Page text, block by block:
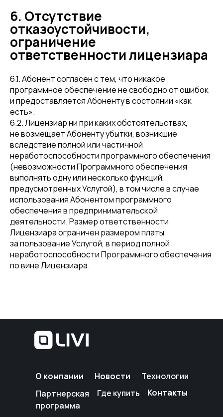
6. Отсутствие
отказоустойчивости,
ограничение
ответственности лицензиара
6.1. Абонент согласен с тем, что никакое
программное обеспечение не свободно от ошибок
и предоставляется Абоненту в состоянии «как
есть».
6.2. Лицензиар ни при каких обстоятельствах,
не возмещает Абоненту убытки, возникшие
вследствие полной или частичной
неработоспособности программного обеспечения
(невозможности Программного обеспечения
выполнять одну или несколько функций,
предусмотренных Услугой), в том числе в случае
использования Абонентом программного
обеспечения в предпринимательской
деятельности. Размер ответственности
Лицензиара ограничен размером платы
за пользование Услугой, в период полной
неработоспособности Программного обеспечения
по вине Лицензиара.
Технологии
Где купить
Партнерская
программа
Новости
О компании
Контакты